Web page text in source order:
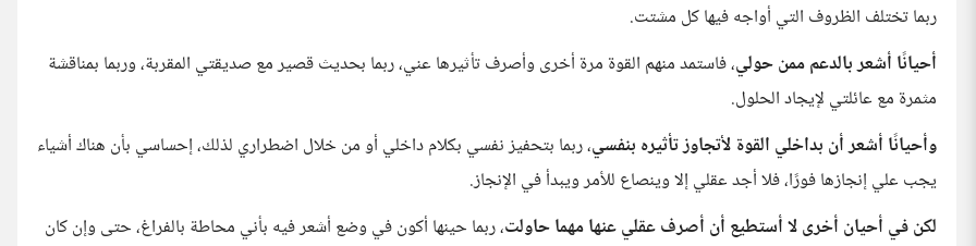
ربما تختلف الظروف التي أواجه فيها كل مشتت.
أحيانًا أشعر بالدعم ممن حولي، فاستمد منهم القوة مرة أخرى وأصرف تأثيرها عني، ربما بحديث قصير مع صديقتي المقربة، وربما بمناقشة
مثمرة مع عائلتي لإيجاد الحلول.
وأحيانًا أشعر أن بداخلي القوة لأتجاوز تأثيره بنفسي، ربما بتحفيز نفسي بكلام داخلي أو من خلال اضطراري لذلك، إحساسي بأن هناك أشياء
يجب علي إنجازها فورًا، فلا أجد عقلي إلا وينصاع للأمر ويبدأ في الإنجاز.
لكن في أحيان أخرى لا أستطيع أن أصرف عقلي عنها مهما حاولت، ربما حينها أكون في وضع أشعر فيه بأني محاطة بالفراغ، حتى وإن كان